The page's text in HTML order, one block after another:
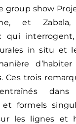
group show
et
qui
in situ et
Ces trois
dans
et formels
les lignes et